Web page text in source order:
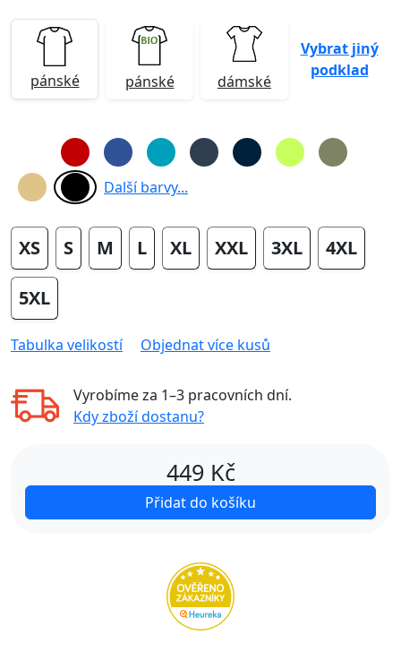
pánské pánské dámské
Vybrat jiný
podklad
Další barvy...
XS S M L XL XXL 3XL 4XL
5XL
Tabulka velikostí Objednat více kusů
Vyrobíme za 1–3 pracovních dní.
Kdy zboží dostanu?
449 Kč
Přidat do košíku